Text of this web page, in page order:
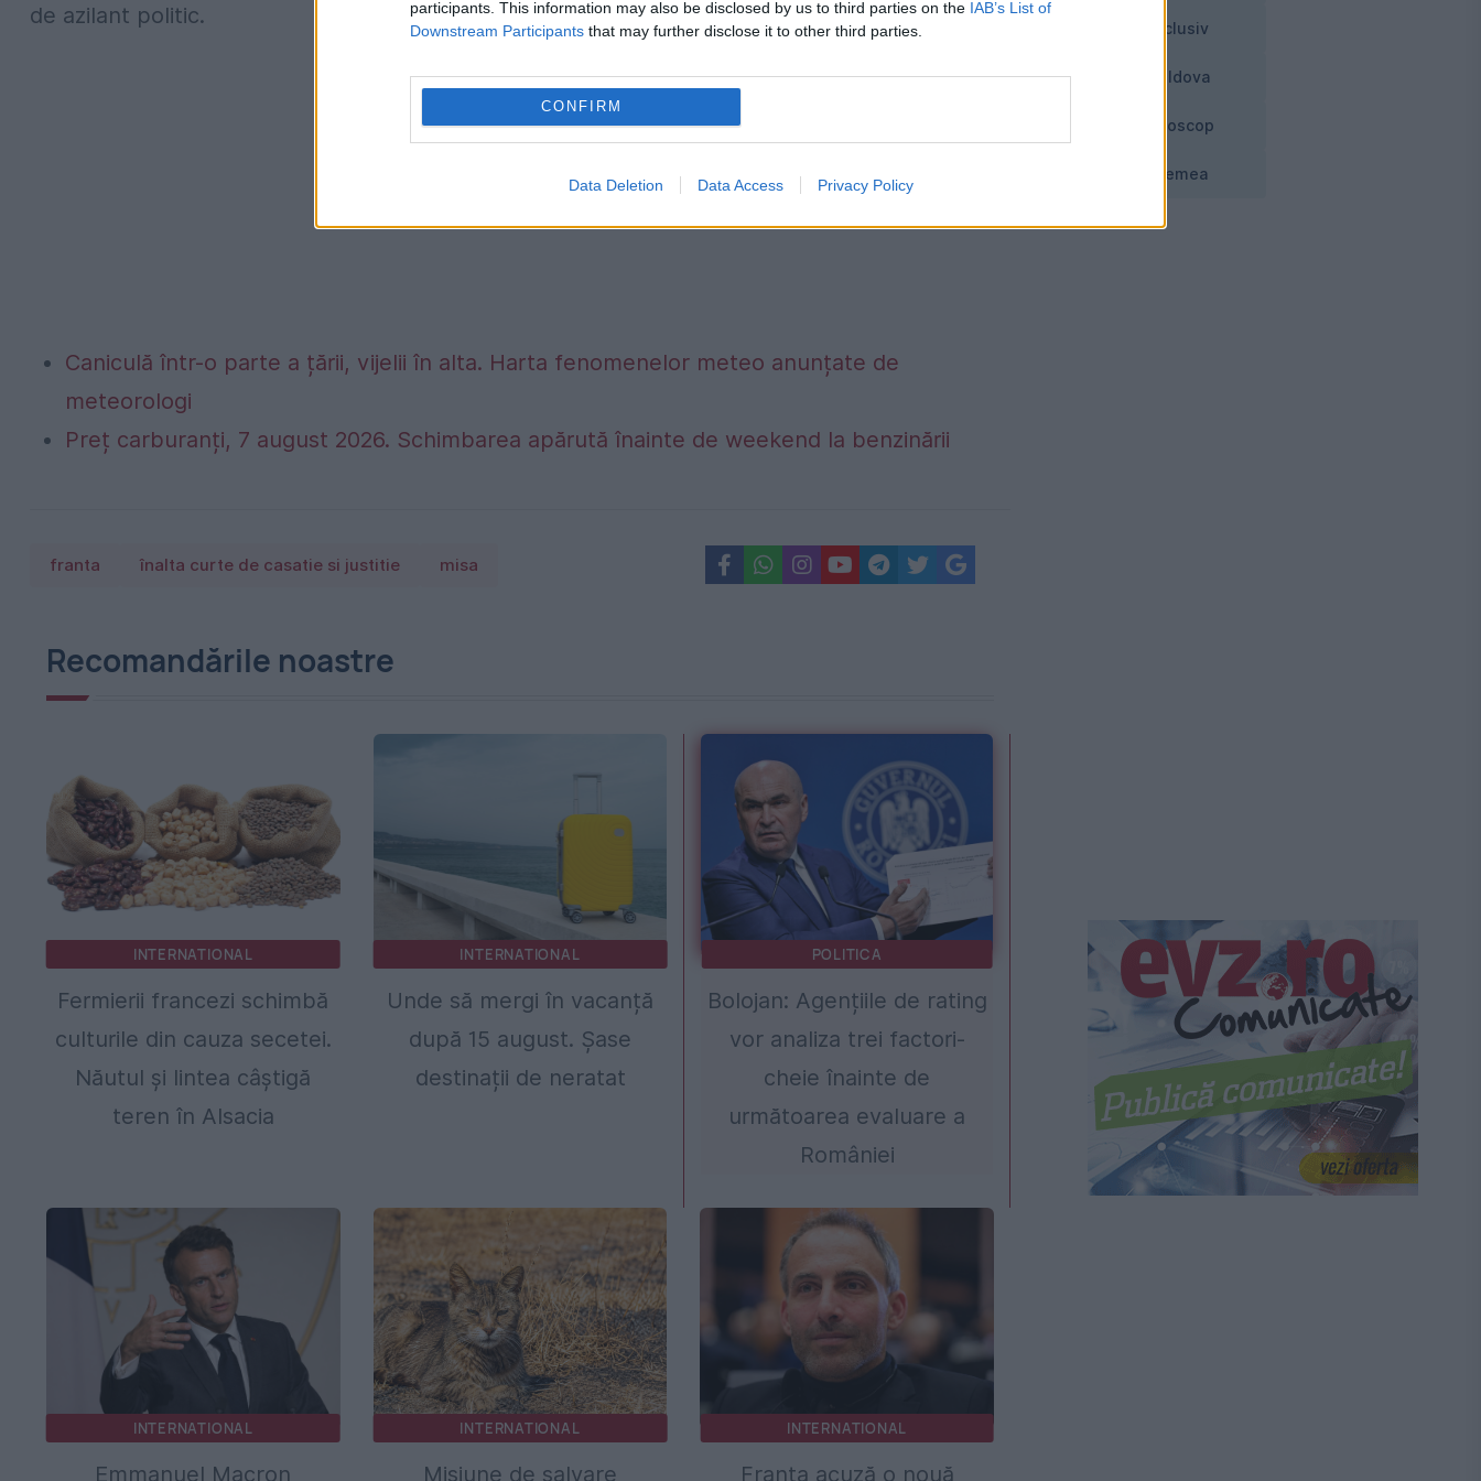
participants. This information may also be disclosed by us to third parties on the IAB’s List of
Downstream Participants that may further disclose it to other third parties.
CONFIRM
Data Deletion Data Access Privacy Policy
de azilant politic.
Caniculă într-o parte a țării, vijelii în alta. Harta fenomenelor meteo anunțate de
meteorologi
Preț carburanți, 7 august 2026. Schimbarea apărută înainte de weekend la benzinării
franta înalta curte de casatie si justitie misa
Recomandările noastre
INTERNATIONAL
Fermierii francezi schimbă
culturile din cauza secetei.
Năutul și lintea câștigă
teren în Alsacia
INTERNATIONAL
Unde să mergi în vacanță
după 15 august. Șase
destinații de neratat
POLITICA
Bolojan: Agențiile de rating
vor analiza trei factori-
cheie înainte de
următoarea evaluare a
României
INTERNATIONAL
Emmanuel Macron
INTERNATIONAL
Misiune de salvare
INTERNATIONAL
Franța acuză o nouă
Exclusiv
Moldova
Horoscop
Vremea